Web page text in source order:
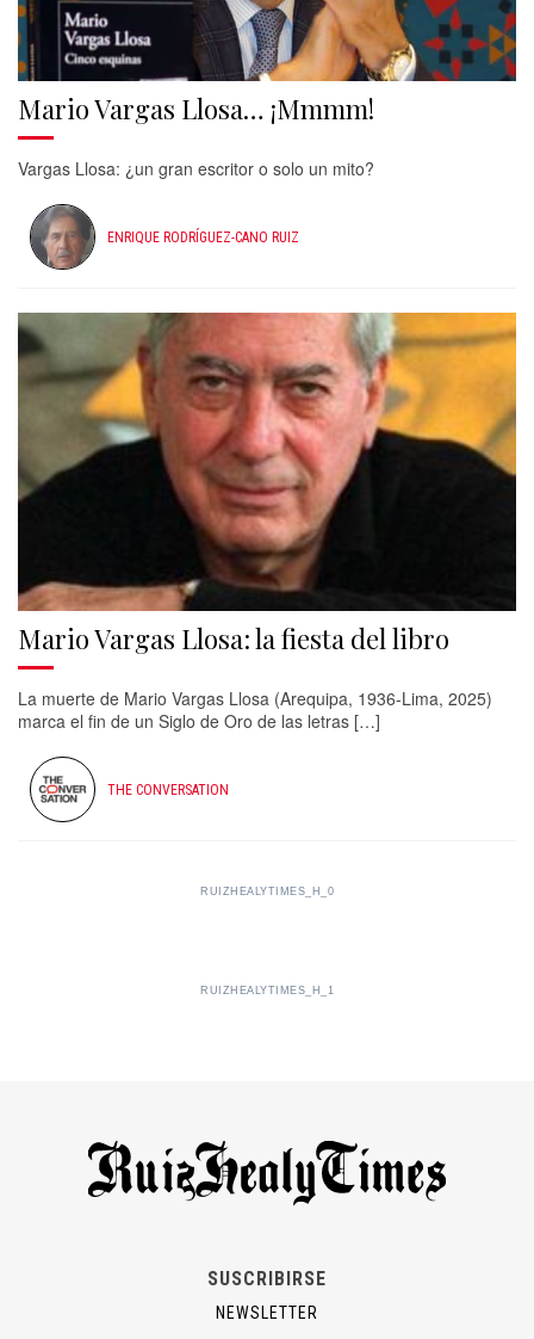
Mario Vargas Llosa… ¡Mmmm!
Vargas Llosa: ¿un gran escritor o solo un mito?
ENRIQUE RODRÍGUEZ-CANO RUIZ
Mario Vargas Llosa: la fiesta del libro
La muerte de Mario Vargas Llosa (Arequipa, 1936-Lima, 2025)
marca el fin de un Siglo de Oro de las letras […]
THE CONVERSATION
RUIZHEALYTIMES_H_0
RUIZHEALYTIMES_H_1
SUSCRIBIRSE
NEWSLETTER